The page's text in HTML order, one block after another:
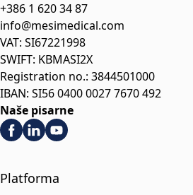
+386 1 620 34 87
info@mesimedical.com
VAT: SI67221998
SWIFT: KBMASI2X
Registration no.: 3844501000
IBAN: SI56 0400 0027 7670 492
Naše pisarne
Platforma